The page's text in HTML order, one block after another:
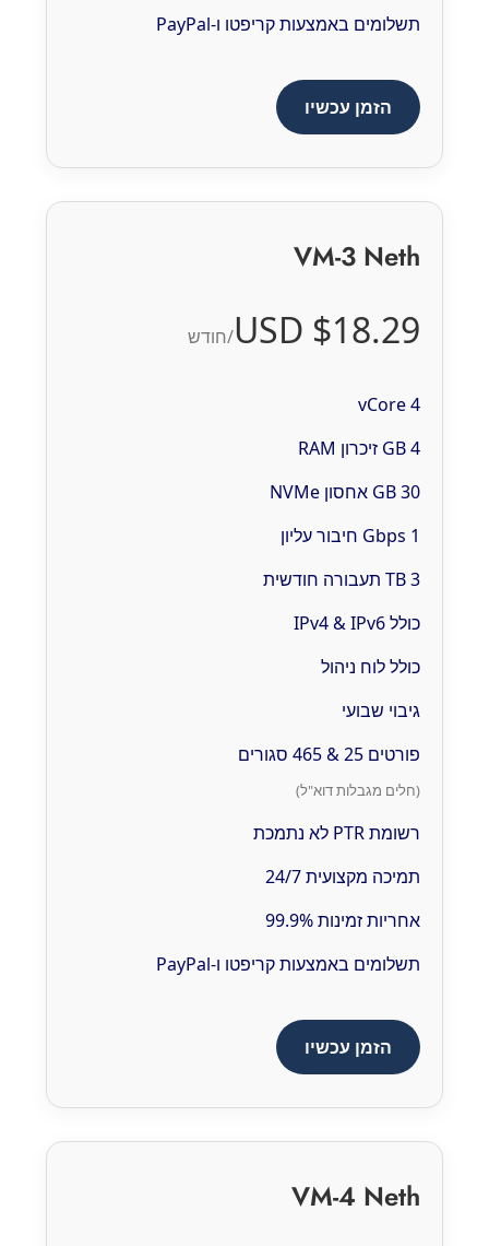
תשלומים באמצעות קריפטו ו-PayPal
הזמן עכשיו
VM-3 Neth
$18.29 USD /חודש
4 vCore
4 GB זיכרון RAM
30 GB אחסון NVMe
1 Gbps חיבור עליון
3 TB תעבורה חודשית
כולל IPv4 & IPv6
כולל לוח ניהול
גיבוי שבועי
פורטים 25 & 465 סגורים
(חלים מגבלות דוא"ל)
רשומת PTR לא נתמכת
תמיכה מקצועית 24/7
אחריות זמינות 99.9%
תשלומים באמצעות קריפטו ו-PayPal
הזמן עכשיו
VM-4 Neth